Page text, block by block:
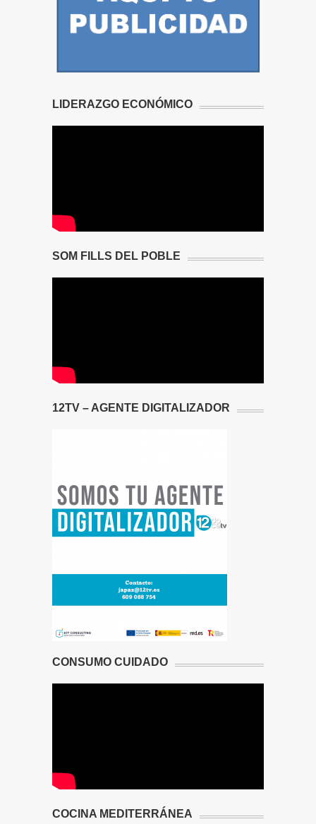
LIDERAZGO ECONÓMICO
SOM FILLS DEL POBLE
12TV – AGENTE DIGITALIZADOR
CONSUMO CUIDADO
COCINA MEDITERRÁNEA